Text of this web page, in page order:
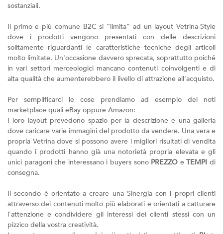
sostanziali.
Il primo e più comune B2C si “limita” ad un layout Vetrina-Style
dove i prodotti vengono presentati con delle descrizioni
solitamente riguardanti le caratteristiche tecniche degli articoli
molto limitate. Un'occasione davvero sprecata, soprattutto poiché
in vari settori merceologici mancano contenuti coinvolgenti e di
alta qualità che aumenterebbero il livello di attrazione all'acquisto.
Per semplificarci le cose prendiamo ad esempio dei noti
marketplace quali eBay oppure Amazon:
I loro layout prevedono spazio per la descrizione e una galleria
dove caricare varie immagini del prodotto da vendere. Una vera e
propria Vetrina dove si possono avere i migliori risultati di vendita
quando i prodotti hanno già una notorietà propria elevata e gli
unici paragoni che interessano i buyers sono PREZZO eTEMPI di
consegna.
Il secondo è orientato a creare una Sinergia con i propri clienti
attraverso dei contenuti molto più elaborati e orientati a catturare
l'attenzione e condividere gli interessi dei clienti stessi con un
pizzico della vostra creatività.